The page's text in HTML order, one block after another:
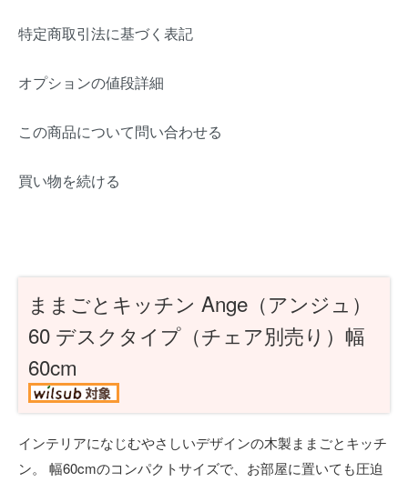
特定商取引法に基づく表記
オプションの値段詳細
この商品について問い合わせる
買い物を続ける
ままごとキッチン Ange（アンジュ）
60 デスクタイプ（チェア別売り）幅
60cm
インテリアになじむやさしいデザインの木製ままごとキッチ
ン。 幅60cmのコンパクトサイズで、お部屋に置いても圧迫